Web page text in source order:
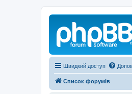
Швидкий доступ
Список форумів